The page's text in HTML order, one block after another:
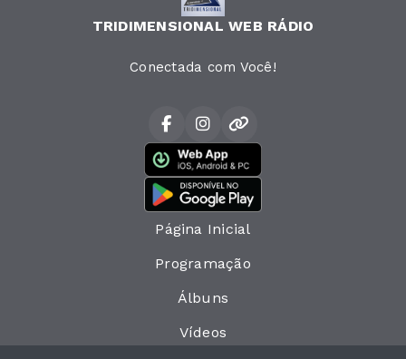
TRIDIMENSIONAL WEB RÁDIO
Conectada com Você!
Página Inicial
Programação
Álbuns
Vídeos